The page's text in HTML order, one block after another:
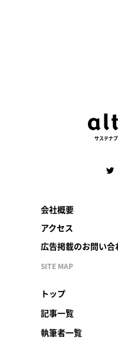
サステナ
会社概要
アクセス
広告掲載のお問い合
SITE MAP
トップ
記事一覧
執筆者一覧